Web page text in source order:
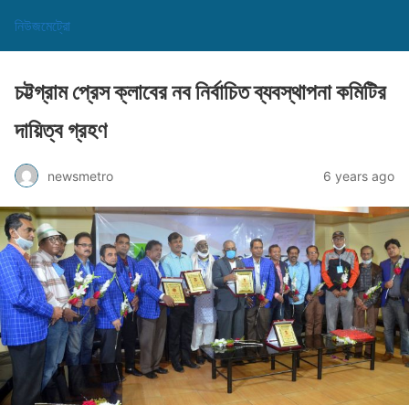
নিউজমেট্রো
চট্টগ্রাম প্রেস ক্লাবের নব নির্বাচিত ব্যবস্থাপনা কমিটির
দায়িত্ব গ্রহণ
newsmetro 6 years ago